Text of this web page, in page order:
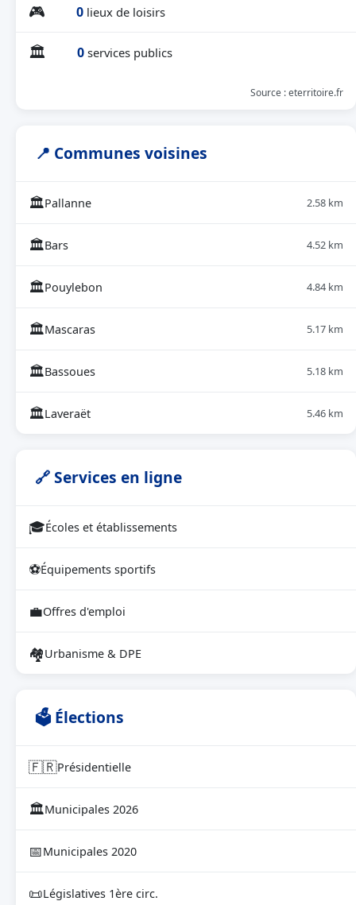
🎮 0 lieux de loisirs
🏛 0 services publics
Source : eterritoire.fr
📍 Communes voisines
🏛Pallanne 2.58 km
🏛Bars 4.52 km
🏛Pouylebon 4.84 km
🏛Mascaras 5.17 km
🏛Bassoues 5.18 km
🏛Laveraët 5.46 km
🔗 Services en ligne
🎓Écoles et établissements
⚽Équipements sportifs
💼Offres d'emploi
🏘Urbanisme & DPE
🗳 Élections
🇫🇷Présidentielle
🏛Municipales 2026
📅Municipales 2020
📜Législatives 1ère circ.